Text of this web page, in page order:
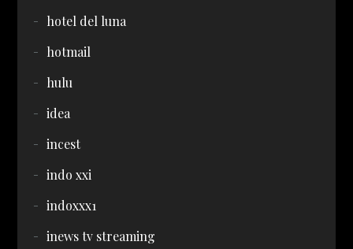
hotel del luna
hotmail
hulu
idea
incest
indo xxi
indoxxx1
inews tv streaming